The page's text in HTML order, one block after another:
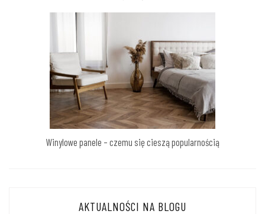
Winylowe panele – czemu się cieszą popularnością
AKTUALNOŚCI NA BLOGU